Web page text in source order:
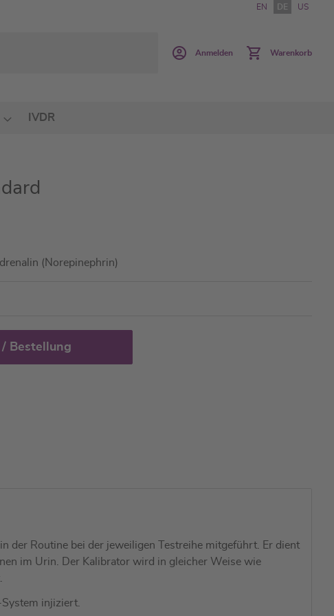
EN DE US
Anmelden Warenkorb
IVDR
(Norepinephrin)
Bestellung
der Routine bei der jeweiligen Testreihe mitgeführt. Er dient
im Urin. Der Kalibrator wird in gleicher Weise wie
injiziert.